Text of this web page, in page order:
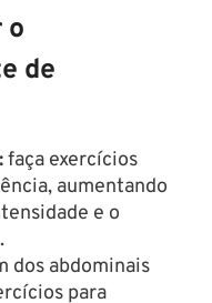
o
de
faça exercícios
aumentando
e o
dos abdominais
para